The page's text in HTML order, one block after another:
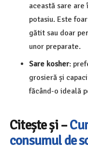
această sare
potasiu. Este
gătit sau doar
unor preparate.
Sare kosher:
grosieră și
făcând-o ideală
Citește și –
consumul de